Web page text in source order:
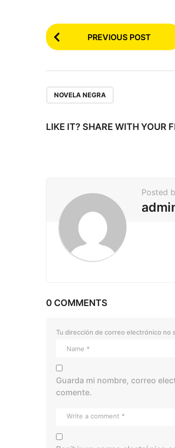
P
o
P
g
PREVIOUS POST
NOVELA NEGRA
LIKE IT? SHARE WITH YOUR
Posted
0 COMMENTS
Tu dirección de correo electrónico no
Guarda mi nombre, correo
comente.